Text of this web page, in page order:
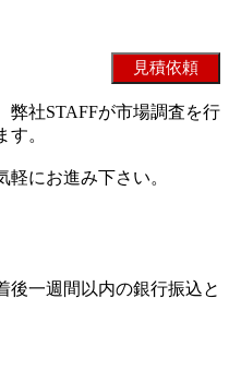
弊社STAFFが市場調査を行
。
軽にお進み下さい。
後一週間以内の銀行振込と